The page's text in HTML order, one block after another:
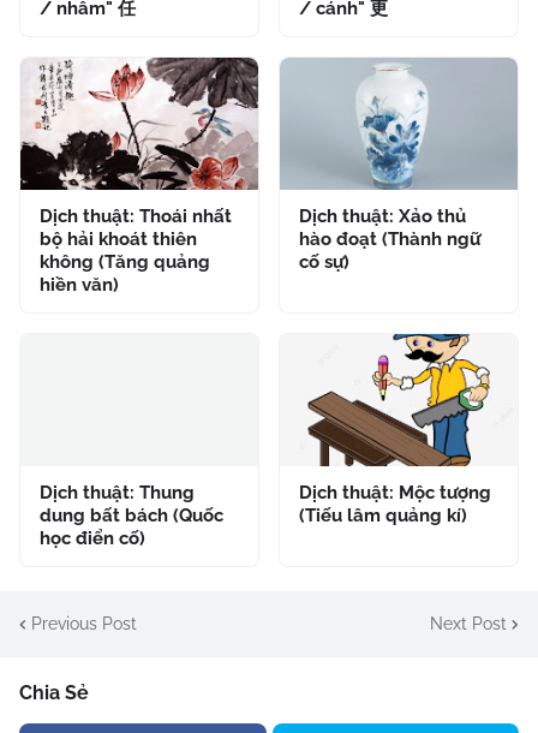
/ nhâm" 任 / cánh" 更
Dịch thuật: Thoái nhất
bộ hải khoát thiên
không (Tăng quảng
hiền văn)
Dịch thuật: Xảo thủ
hào đoạt (Thành ngữ
cố sự)
Dịch thuật: Thung
dung bất bách (Quốc
học điển cố)
Dịch thuật: Mộc tượng
(Tiếu lâm quảng kí)
Previous Post Next Post
Chia Sẻ